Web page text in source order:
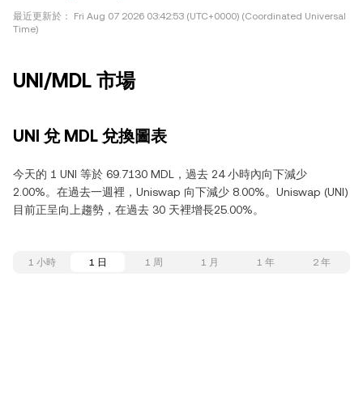
最近更新於：
Fri Aug 07 2026 03:42:53 (UTC+0000) (Coordinated Universal
Time)
UNI/MDL 市場
UNI 兌 MDL 兌換圖表
今天的 1 UNI 等於 69.7130 MDL，過去 24 小時內向下減少
2.00%。在過去一週裡，Uniswap 向下減少 8.00%。Uniswap (UNI)
目前正呈向上趨勢，在過去 30 天裡增長25.00%。
1 小時 1 日 1 周 1 月 1 年 2 年